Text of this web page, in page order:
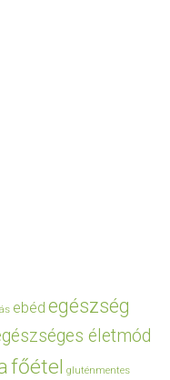
ebéd egészség
életmód
főétel gluténmentes